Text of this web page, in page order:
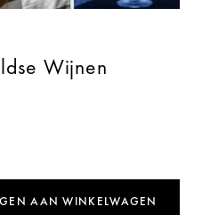
Wijnen
AAN WINKELWAGEN